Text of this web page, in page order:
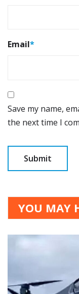
Email*
Save my name,
the next time I
YOU MAY